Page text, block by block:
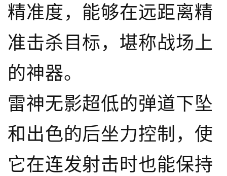
精准度，能够在远距离精
准击杀目标，堪称战场上
的神器。
雷神无影超低的弹道下坠
和出色的后坐力控制，使
它在连发射击时也能保持